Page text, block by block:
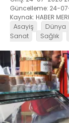
Güncelleme: 24-
Kaynak: HABER
Asayiş Dünya
Sanat
Sağlık